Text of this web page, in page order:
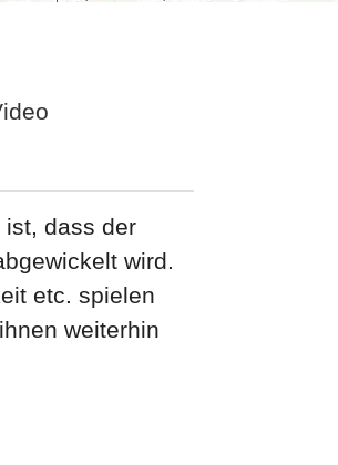
ist, dass der
wird.
etc. spielen
weiterhin